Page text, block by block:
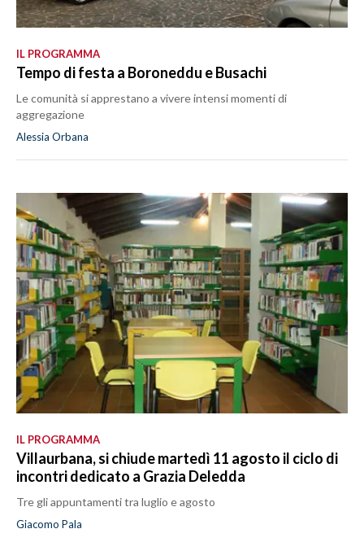
IL PROGRAMMA
Tempo di festa a Boroneddu e Busachi
Le comunità si apprestano a vivere intensi momenti di
aggregazione
Alessia Orbana
IL PROGRAMMA
Villaurbana, si chiude martedì 11 agosto il ciclo di
incontri dedicato a Grazia Deledda
Tre gli appuntamenti tra luglio e agosto
Giacomo Pala